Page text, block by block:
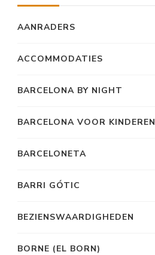
AANRADERS
ACCOMMODATIES
BARCELONA BY NIGHT
BARCELONA VOOR KINDEREN
BARCELONETA
BARRI GÓTIC
BEZIENSWAARDIGHEDEN
BORNE (EL BORN)